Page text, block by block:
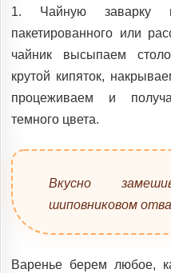
1. Чайную заварку
пакетированного или
чайник высыпаем
крутой кипяток,
процеживаем и
темного цвета.
Вкусно
шиповниковом
Варенье берем любое,